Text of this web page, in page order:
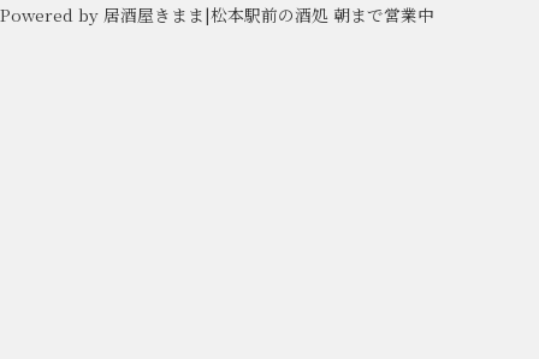
Powered by 居酒屋きまま|松本駅前の酒処 朝まで営業中